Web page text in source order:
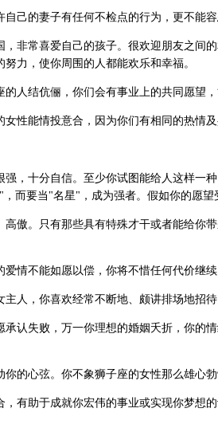
的妻子有任何不检点的行为，更不能容
常喜爱自己的孩子。很欢迎朋友之间的
力，使你周围的人都能欢乐和幸福。
结伉俪，你们会有事业上的共同愿望，
性能情投意合，因为你们有相同的热情及
十分自信。至少你试图能给人这样一种
而要当"名星"，成为强者。假如你的愿
。只有那些具有特殊才干或者能给你
不能如愿以偿，你将不惜任何代价继续
人，你喜欢经常不断地、颇讲排场地招待
失败，万一你理想的婚姻夭折，你的情
心弦。你不象狮子座的女性那么雄心勃
有助于成就你宏伟的事业或实现你梦想